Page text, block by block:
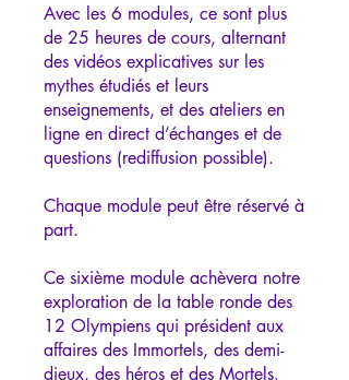
Avec les 6 modules, ce sont plus
de 25 heures de cours, alternant
des vidéos explicatives sur les
mythes étudiés et leurs
enseignements, et des ateliers en
ligne en direct d’échanges et de
questions (rediffusion possible).
Chaque module peut être réservé à
part.
Ce sixième module achèvera notre
exploration de la table ronde des
12 Olympiens qui président aux
affaires des Immortels, des demi-
dieux, des héros et des Mortels.